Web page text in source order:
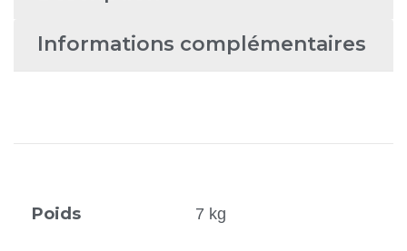
Informations complémentaires
Poids 7 kg